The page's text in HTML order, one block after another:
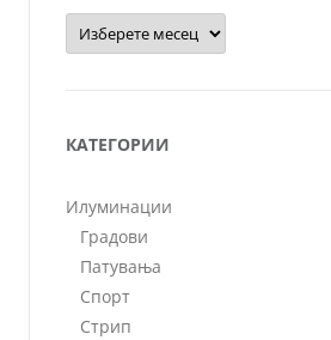
Архиви
КАТЕГОРИИ
Илуминации
Градови
Патувања
Спорт
Стрип